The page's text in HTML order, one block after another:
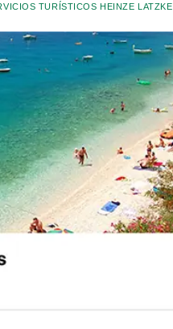
TURÍSTICOS HEINZE LATZKE